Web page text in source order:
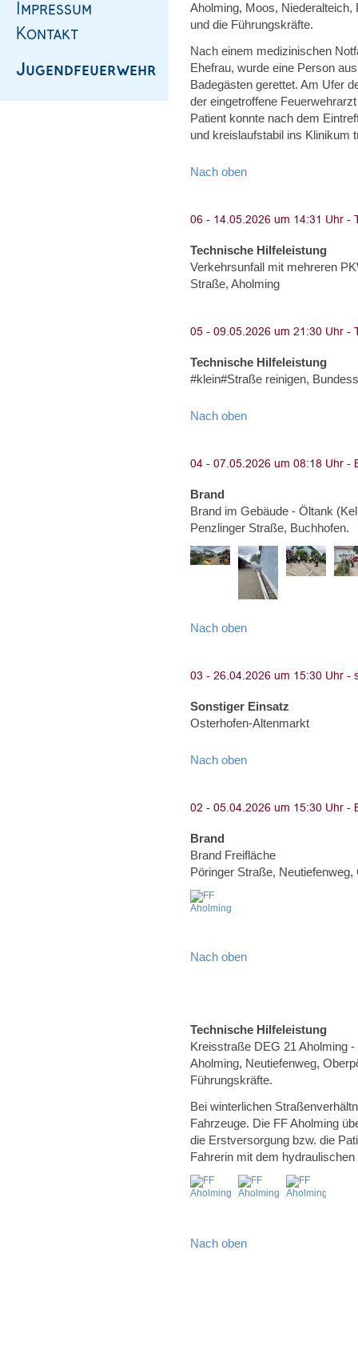
Aholming, Moos,
und die Führungskräfte.
Nach einem medizinischen
Ehefrau, wurde eine Person
Badegästen gerettet. Am Ufer
der eingetroffene
Patient konnte nach dem
und kreislaufstabil ins Klinikum
Nach oben
Technische Hilfeleistung
Verkehrsunfall mit mehreren
Straße, Aholming
Technische Hilfeleistung
#klein#Straße reinigen,
Nach oben
Brand
Brand im Gebäude - Öltank
Penzlinger Straße, Buchhofen.
Nach oben
Sonstiger Einsatz
Osterhofen-Altenmarkt
Nach oben
Brand
Brand Freifläche
Pöringer Straße, Neutiefenweg,
Nach oben
Technische Hilfeleistung
Kreisstraße DEG 21 Aholming
Aholming, Neutiefenweg,
Führungskräfte.
Bei winterlichen
Fahrzeuge. Die FF Aholming
die Erstversorgung bzw. die
Fahrerin mit dem
Nach oben